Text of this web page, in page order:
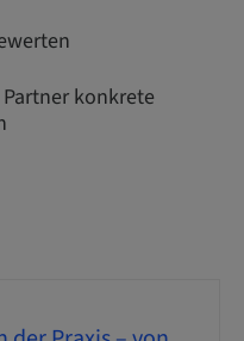
konkrete